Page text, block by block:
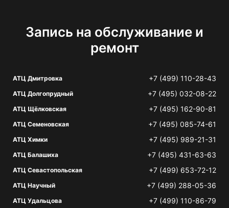
Запись на обслуживание и
ремонт
АТЦ Дмитровка +7 (499) 110-28-43
АТЦ Долгопрудный +7 (495) 032-08-22
АТЦ Щёлковская +7 (495) 162-90-81
АТЦ Семеновская +7 (495) 085-74-61
АТЦ Химки +7 (495) 989-21-31
АТЦ Балашиха +7 (495) 431-63-63
АТЦ Севастопольская +7 (499) 653-72-12
АТЦ Научный +7 (499) 288-05-36
АТЦ Удальцова +7 (499) 110-86-79